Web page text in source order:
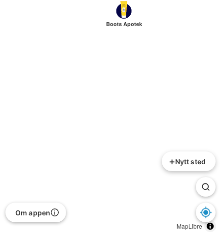
Boots Apotek
MapLibre
+Nytt sted
Om appen